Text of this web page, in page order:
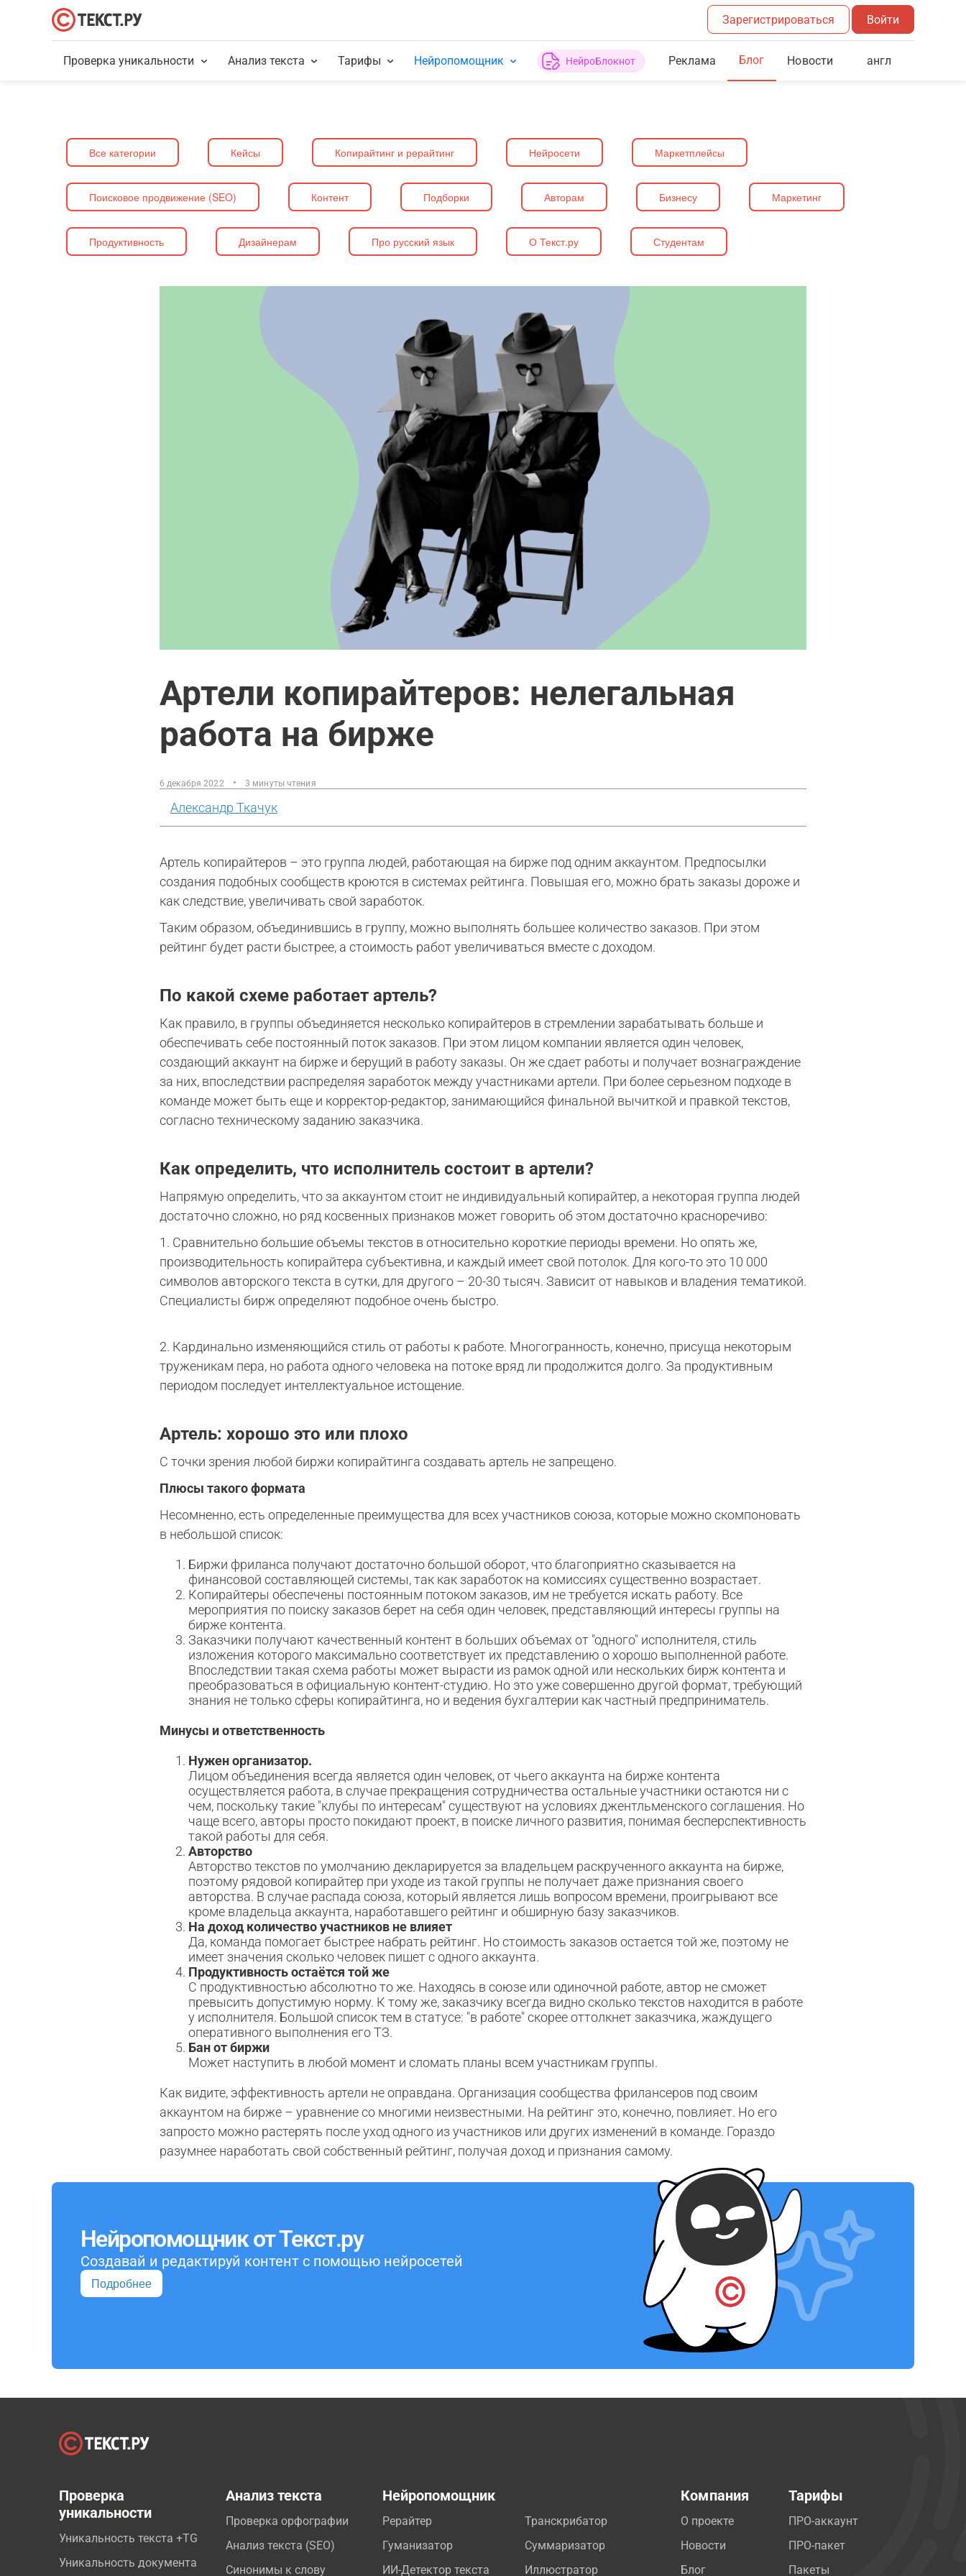
Зарегистрироваться Войти
Проверка уникальности Анализ текста Тарифы Нейропомощник НейроБлокнот Реклама Блог Новости англ
Все категории Кейсы Копирайтинг и рерайтинг Нейросети Маркетплейсы
Поисковое продвижение (SEO) Контент Подборки Авторам Бизнесу Маркетинг
Продуктивность Дизайнерам Про русский язык О Текст.ру Студентам
Артели копирайтеров: нелегальная
работа на бирже
6 декабря 2022 3 минуты чтения
Александр Ткачук
Артель копирайтеров – это группа людей, работающая на бирже под одним аккаунтом. Предпосылки
создания подобных сообществ кроются в системах рейтинга. Повышая его, можно брать заказы дороже и
как следствие, увеличивать свой заработок.
Таким образом, объединившись в группу, можно выполнять большее количество заказов. При этом
рейтинг будет расти быстрее, а стоимость работ увеличиваться вместе с доходом.
По какой схеме работает артель?
Как правило, в группы объединяется несколько копирайтеров в стремлении зарабатывать больше и
обеспечивать себе постоянный поток заказов. При этом лицом компании является один человек,
создающий аккаунт на бирже и берущий в работу заказы. Он же сдает работы и получает вознаграждение
за них, впоследствии распределяя заработок между участниками артели. При более серьезном подходе в
команде может быть еще и корректор-редактор, занимающийся финальной вычиткой и правкой текстов,
согласно техническому заданию заказчика.
Как определить, что исполнитель состоит в артели?
Напрямую определить, что за аккаунтом стоит не индивидуальный копирайтер, а некоторая группа людей
достаточно сложно, но ряд косвенных признаков может говорить об этом достаточно красноречиво:
1. Сравнительно большие объемы текстов в относительно короткие периоды времени. Но опять же,
производительность копирайтера субъективна, и каждый имеет свой потолок. Для кого-то это 10 000
символов авторского текста в сутки, для другого – 20-30 тысяч. Зависит от навыков и владения тематикой.
Специалисты бирж определяют подобное очень быстро.
2. Кардинально изменяющийся стиль от работы к работе. Многогранность, конечно, присуща некоторым
труженикам пера, но работа одного человека на потоке вряд ли продолжится долго. За продуктивным
периодом последует интеллектуальное истощение.
Артель: хорошо это или плохо
С точки зрения любой биржи копирайтинга создавать артель не запрещено.
Плюсы такого формата
Несомненно, есть определенные преимущества для всех участников союза, которые можно скомпоновать
в небольшой список:
Биржи фриланса получают достаточно большой оборот, что благоприятно сказывается на
финансовой составляющей системы, так как заработок на комиссиях существенно возрастает.
Копирайтеры обеспечены постоянным потоком заказов, им не требуется искать работу. Все
мероприятия по поиску заказов берет на себя один человек, представляющий интересы группы на
бирже контента.
Заказчики получают качественный контент в больших объемах от "одного" исполнителя, стиль
изложения которого максимально соответствует их представлению о хорошо выполненной работе.
Впоследствии такая схема работы может вырасти из рамок одной или нескольких бирж контента и
преобразоваться в официальную контент-студию. Но это уже совершенно другой формат, требующий
знания не только сферы копирайтинга, но и ведения бухгалтерии как частный предприниматель.
Минусы и ответственность
Нужен организатор.
Лицом объединения всегда является один человек, от чьего аккаунта на бирже контента
осуществляется работа, в случае прекращения сотрудничества остальные участники остаются ни с
чем, поскольку такие "клубы по интересам" существуют на условиях джентльменского соглашения. Но
чаще всего, авторы просто покидают проект, в поиске личного развития, понимая бесперспективность
такой работы для себя.
Авторство
Авторство текстов по умолчанию декларируется за владельцем раскрученного аккаунта на бирже,
поэтому рядовой копирайтер при уходе из такой группы не получает даже признания своего
авторства. В случае распада союза, который является лишь вопросом времени, проигрывают все
кроме владельца аккаунта, наработавшего рейтинг и обширную базу заказчиков.
На доход количество участников не влияет
Да, команда помогает быстрее набрать рейтинг. Но стоимость заказов остается той же, поэтому не
имеет значения сколько человек пишет с одного аккаунта.
Продуктивность остаётся той же
С продуктивностью абсолютно то же. Находясь в союзе или одиночной работе, автор не сможет
превысить допустимую норму. К тому же, заказчику всегда видно сколько текстов находится в работе
у исполнителя. Большой список тем в статусе: "в работе" скорее оттолкнет заказчика, жаждущего
оперативного выполнения его ТЗ.
Бан от биржи
Может наступить в любой момент и сломать планы всем участникам группы.
Как видите, эффективность артели не оправдана. Организация сообщества фрилансеров под своим
аккаунтом на бирже – уравнение со многими неизвестными. На рейтинг это, конечно, повлияет. Но его
запросто можно растерять после уход одного из участников или других изменений в команде. Гораздо
разумнее наработать свой собственный рейтинг, получая доход и признания самому.
Нейропомощник от Текст.ру
Создавай и редактируй контент с помощью нейросетей
Подробнее
Проверка
уникальности
Уникальность текста +TG
Уникальность документа
Анализ текста
Проверка орфографии
Анализ текста (SEO)
Синонимы к слову
Нейропомощник
Рерайтер
Гуманизатор
ИИ-Детектор текста
Транскрибатор
Суммаризатор
Иллюстратор
Компания
О проекте
Новости
Блог
Тарифы
ПРО-аккаунт
ПРО-пакет
Пакеты